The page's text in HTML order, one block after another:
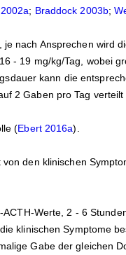
; Braddock 2003b;
nach Ansprechen wird
- 19 mg/kg/Tag, wobei
kann die
2 Gaben pro Tag
(Ebert 2016a).
den klinischen
Werte, 2 - 6
klinischen Symptome
Gabe der gleichen